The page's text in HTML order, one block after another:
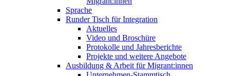
Sprache
Runder Tisch für Integration
Aktuelles
Video und Broschüre
Protokolle und Jahresberichte
Projekte und weitere Angebote
Ausbildung & Arbeit für Migrant:innen